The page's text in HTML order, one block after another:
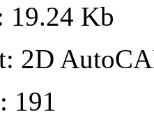
19.24 Kb
2D
191